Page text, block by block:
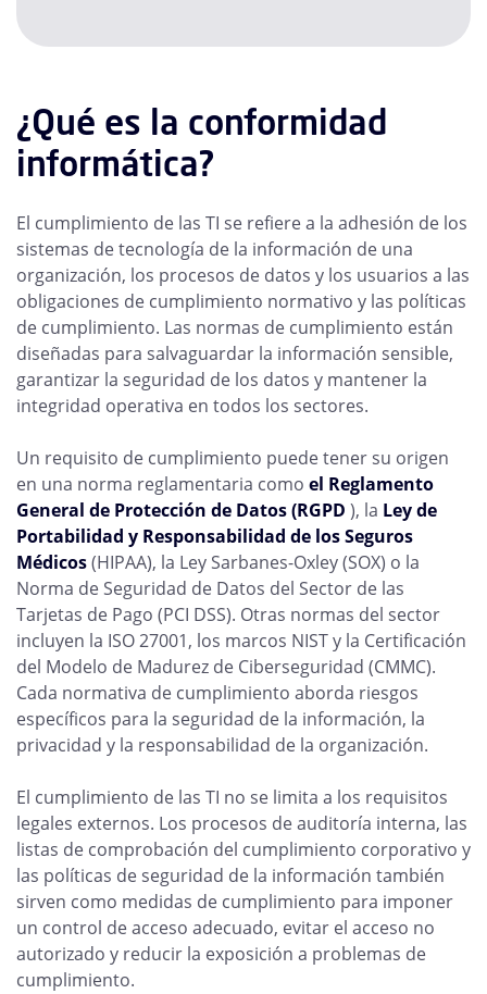
¿Qué es la conformidad
informática?
El cumplimiento de las TI se refiere a la adhesión de los
sistemas de tecnología de la información de una
organización, los procesos de datos y los usuarios a las
obligaciones de cumplimiento normativo y las políticas
de cumplimiento. Las normas de cumplimiento están
diseñadas para salvaguardar la información sensible,
garantizar la seguridad de los datos y mantener la
integridad operativa en todos los sectores.
Un requisito de cumplimiento puede tener su origen
en una norma reglamentaria como el Reglamento
General de Protección de Datos (RGPD ), la Ley de
Portabilidad y Responsabilidad de los Seguros
Médicos(HIPAA), la Ley Sarbanes-Oxley (SOX) o la
Norma de Seguridad de Datos del Sector de las
Tarjetas de Pago (PCI DSS). Otras normas del sector
incluyen la ISO 27001, los marcos NIST y la Certificación
del Modelo de Madurez de Ciberseguridad (CMMC).
Cada normativa de cumplimiento aborda riesgos
específicos para la seguridad de la información, la
privacidad y la responsabilidad de la organización.
El cumplimiento de las TI no se limita a los requisitos
legales externos. Los procesos de auditoría interna, las
listas de comprobación del cumplimiento corporativo y
las políticas de seguridad de la información también
sirven como medidas de cumplimiento para imponer
un control de acceso adecuado, evitar el acceso no
autorizado y reducir la exposición a problemas de
cumplimiento.